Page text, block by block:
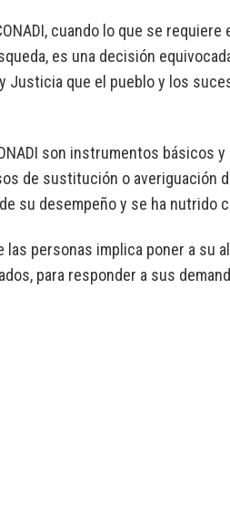
cuando lo que se
es una decisión
Justicia que el pueblo y los
son instrumentos
de sustitución o averiguación
su desempeño y se ha nutrido
las personas implica poner a
para responder a sus